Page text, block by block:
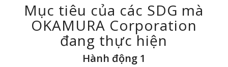
Mục tiêu của các SDG mà
OKAMURA Corporation
đang thực hiện
Hành động 1